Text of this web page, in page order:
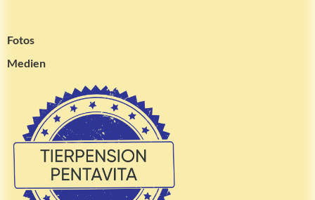
Fotos
Medien